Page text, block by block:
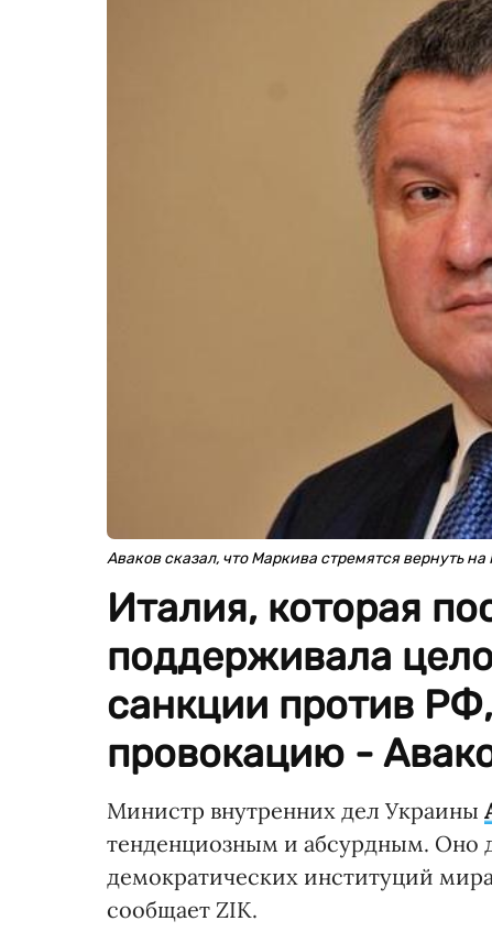
Аваков сказал, что Маркива стремятся вернуть на
Италия, которая
поддерживала
санкции против
провокацию -
Министр внутренних дел Украины
тенденциозным и абсурдным. Оно
демократических институций
сообщает ZIK.